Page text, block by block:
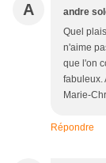
A andre
Quel
n'aime
que l'on
fabuleux.
Marie-
Répondre